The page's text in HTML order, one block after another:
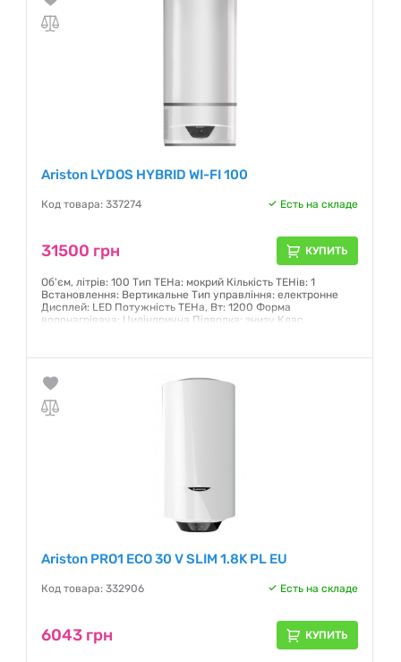
Ariston LYDOS HYBRID WI-FI 100
Код товара: 337274 Есть на складе
31500 грн КУПИТЬ
Об'єм, літрів: 100 Тип ТЕНа: мокрий Кількість ТЕНів: 1
Встановлення: Вертикальне Тип управління: електронне
Дисплей: LED Потужність ТЕНа, Вт: 1200 Форма
водонагрівача: Циліндрична Підводка: знизу Клас
Гарантия:12 месяцев
Ariston PRO1 ECO 30 V SLIM 1.8K PL EU
Код товара: 332906 Есть на складе
6043 грн КУПИТЬ